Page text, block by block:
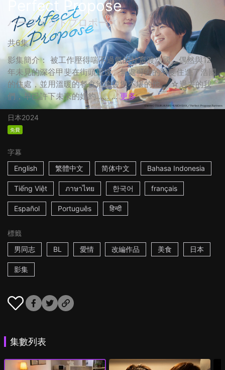
Perfect Propose
パーフェクトプロポーズ
共6集
影集簡介： 被工作壓得喘不過氣的社畜渡浩國，偶然與12
年未見的深谷甲斐在街頭重逢。無處可去的甲斐住進了浩國
的住處，並用溫暖的餐食治癒疲憊不堪的他。 ☆過去的我
們，早已許下未來的婚約…… ... 更多
日本2024
免費
字幕
English
繁體中文 简体中文 Bahasa Indonesia
Tiếng Việt ภาษาไทย 한국어 français
Español Português हिन्दी
標籤
男同志
BL 愛情 改編作品 美食 日本
影集
集數列表